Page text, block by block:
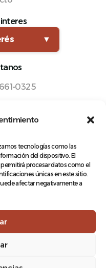
tecnologías como las
del dispositivo. El
procesar datos como el
únicas en este sitio.
afectar negativamente a
▼
0325
133, Cuauhtémoc,